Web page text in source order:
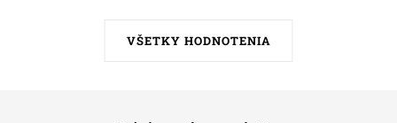
VŠETKY HODNOTENIA